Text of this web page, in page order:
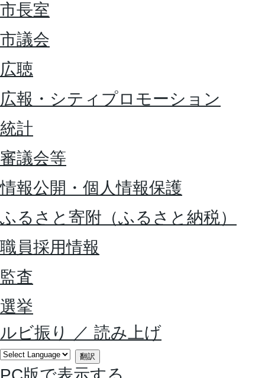
市長室
市議会
広聴
広報・シティプロモーション
統計
審議会等
情報公開・個人情報保護
ふるさと寄附（ふるさと納税）
職員採用情報
監査
選挙
ルビ振り
／ 読み上げ
翻訳